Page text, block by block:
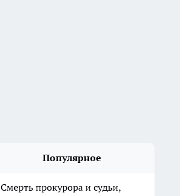
Популярное
Смерть прокурора и судьи,